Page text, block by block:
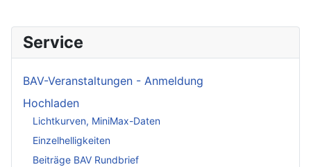
Service
BAV-Veranstaltungen - Anmeldung
Hochladen
Lichtkurven, MiniMax-Daten
Einzelhelligkeiten
Beiträge BAV Rundbrief